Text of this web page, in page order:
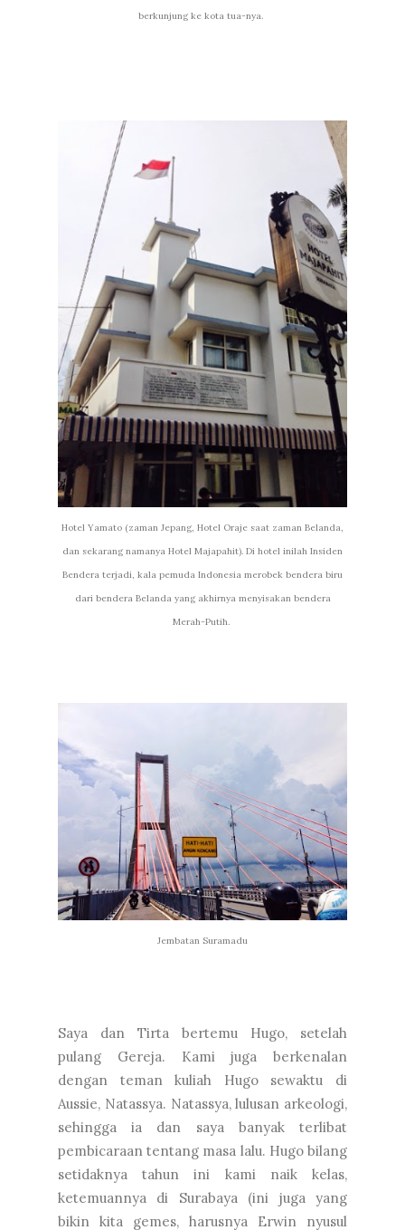
berkunjung ke kota tua-nya.
Hotel Yamato (zaman Jepang, Hotel Oraje saat zaman Belanda,
dan sekarang namanya Hotel Majapahit). Di hotel inilah Insiden
Bendera terjadi, kala pemuda Indonesia merobek bendera biru
dari bendera Belanda yang akhirnya menyisakan bendera
Merah-Putih.
Jembatan Suramadu
Saya dan Tirta bertemu Hugo, setelah
pulang Gereja. Kami juga berkenalan
dengan teman kuliah Hugo sewaktu di
Aussie, Natassya. Natassya, lulusan arkeologi,
sehingga ia dan saya banyak terlibat
pembicaraan tentang masa lalu. Hugo bilang
setidaknya tahun ini kami naik kelas,
ketemuannya di Surabaya (ini juga yang
bikin kita gemes, harusnya Erwin nyusul